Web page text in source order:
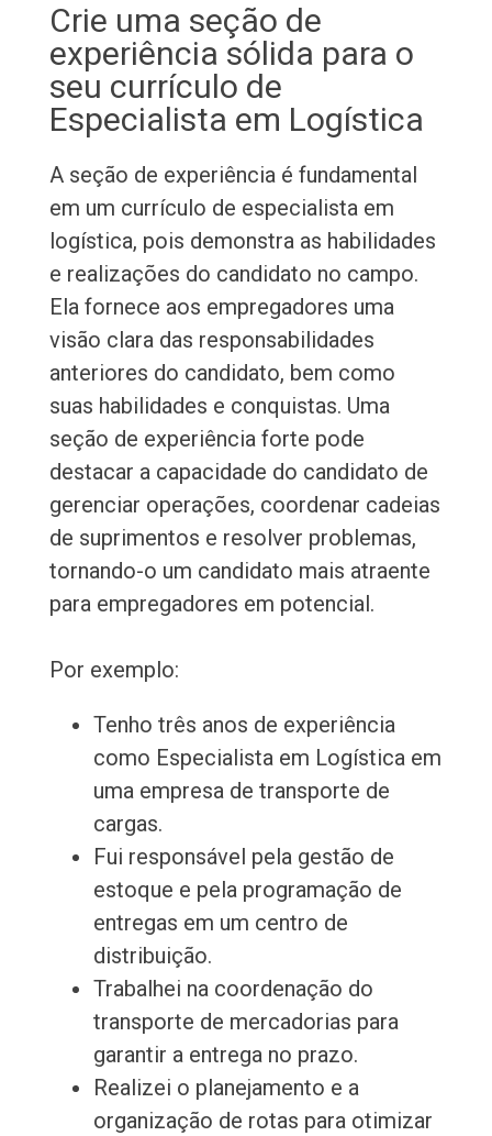
Crie uma seção de
experiência sólida para o
seu currículo de
Especialista em Logística
A seção de experiência é fundamental
em um currículo de especialista em
logística, pois demonstra as habilidades
e realizações do candidato no campo.
Ela fornece aos empregadores uma
visão clara das responsabilidades
anteriores do candidato, bem como
suas habilidades e conquistas. Uma
seção de experiência forte pode
destacar a capacidade do candidato de
gerenciar operações, coordenar cadeias
de suprimentos e resolver problemas,
tornando-o um candidato mais atraente
para empregadores em potencial.
Por exemplo:
Tenho três anos de experiência
como Especialista em Logística em
uma empresa de transporte de
cargas.
Fui responsável pela gestão de
estoque e pela programação de
entregas em um centro de
distribuição.
Trabalhei na coordenação do
transporte de mercadorias para
garantir a entrega no prazo.
Realizei o planejamento e a
organização de rotas para otimizar